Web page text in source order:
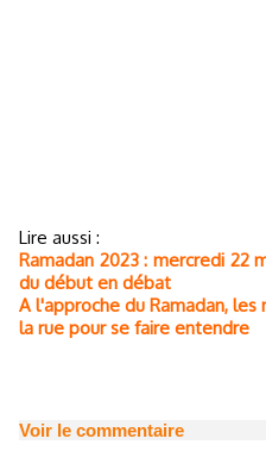
Lire aussi :
Ramadan 2023 : mercredi 22
du début en débat
A l'approche du Ramadan,
la rue pour se faire entendre
Voir le commentaire